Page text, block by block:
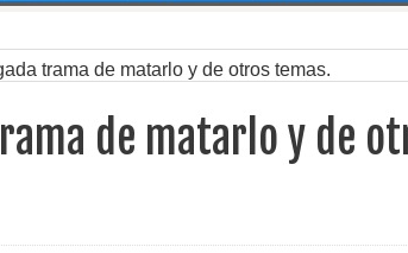
trama de matarlo y de otros temas.
de matarlo y de